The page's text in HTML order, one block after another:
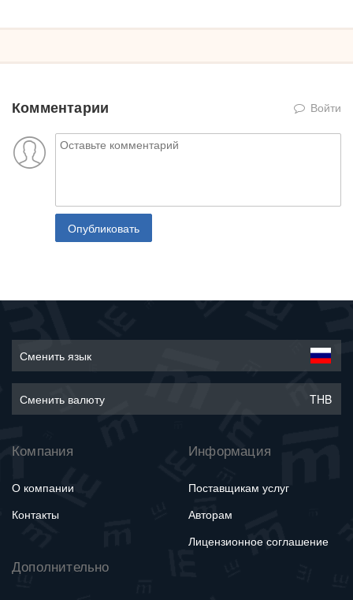
Комментарии Войти
Опубликовать
Сменить язык
Сменить валюту THB
Компания
О компании
Контакты
Информация
Поставщикам услуг
Авторам
Лицензионное соглашение
Дополнительно